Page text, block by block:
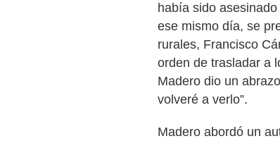
había sido
ese mismo día, se
rurales, Francisco
orden de trasladar a
Madero dio un
volveré a verlo”.
Madero abordó un